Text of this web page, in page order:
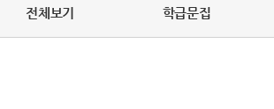
전체보기 학급문집